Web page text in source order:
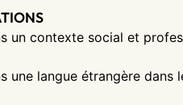
un contexte social et
une langue étrangère